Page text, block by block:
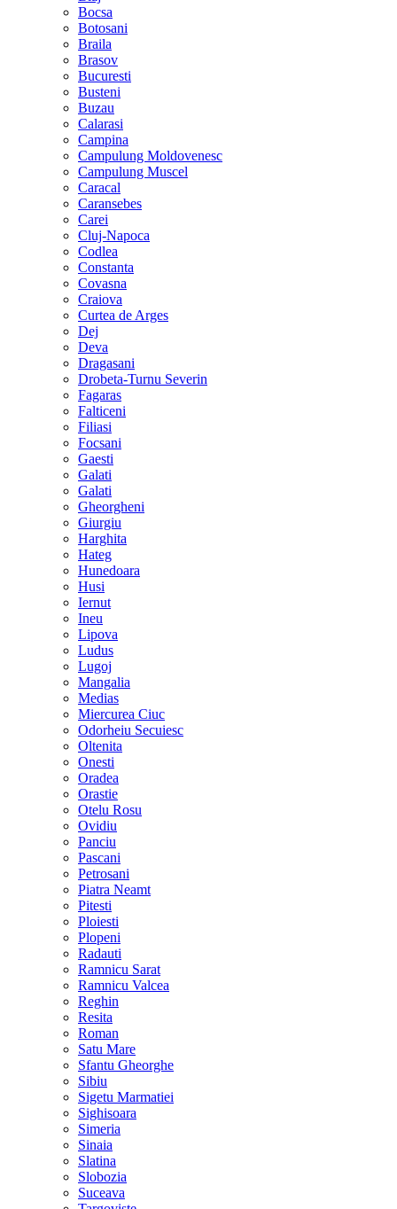
Bocsa
Botosani
Braila
Brasov
Bucuresti
Busteni
Buzau
Calarasi
Campina
Campulung Moldovenesc
Campulung Muscel
Caracal
Caransebes
Carei
Cluj-Napoca
Codlea
Constanta
Covasna
Craiova
Curtea de Arges
Dej
Deva
Dragasani
Drobeta-Turnu Severin
Fagaras
Falticeni
Filiasi
Focsani
Gaesti
Galati
Galati
Gheorgheni
Giurgiu
Harghita
Hateg
Hunedoara
Husi
Iernut
Ineu
Lipova
Ludus
Lugoj
Mangalia
Medias
Miercurea Ciuc
Odorheiu Secuiesc
Oltenita
Onesti
Oradea
Orastie
Otelu Rosu
Ovidiu
Panciu
Pascani
Petrosani
Piatra Neamt
Pitesti
Ploiesti
Plopeni
Radauti
Ramnicu Sarat
Ramnicu Valcea
Reghin
Resita
Roman
Satu Mare
Sfantu Gheorghe
Sibiu
Sigetu Marmatiei
Sighisoara
Simeria
Sinaia
Slatina
Slobozia
Suceava